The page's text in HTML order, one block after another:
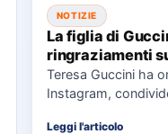
NOTIZIE
La figlia di
ringraziamenti
Teresa Guccini ha
Instagram,
Leggi l'articolo